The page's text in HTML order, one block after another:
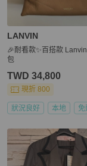
LANVIN
🎉耐看款✨百搭款
包
TWD 34,800
現折 800
狀況良好 本地 免